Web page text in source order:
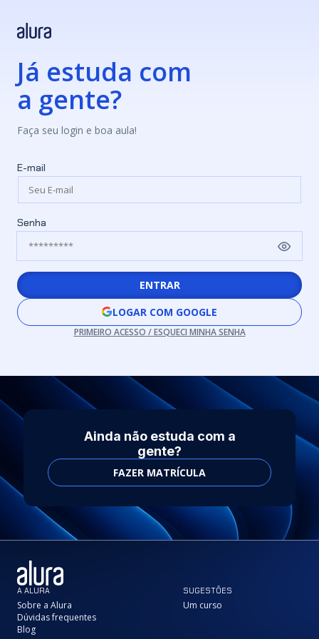
Já estuda com
a gente?
Faça seu login e boa aula!
E-mail
Senha
ENTRAR
LOGAR COM GOOGLE
PRIMEIRO ACESSO / ESQUECI MINHA SENHA
Ainda não estuda com a
gente?
FAZER MATRÍCULA
A ALURA
Sobre a Alura
Dúvidas frequentes
Blog
SUGESTÕES
Um curso